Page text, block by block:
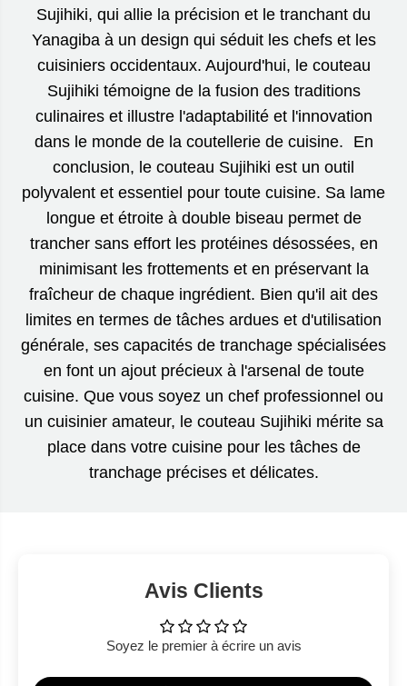
Sujihiki, qui allie la précision et le tranchant du
Yanagiba à un design qui séduit les chefs et les
cuisiniers occidentaux. Aujourd'hui, le couteau
Sujihiki témoigne de la fusion des traditions
culinaires et illustre l'adaptabilité et l'innovation
dans le monde de la coutellerie de cuisine. En
conclusion, le couteau Sujihiki est un outil
polyvalent et essentiel pour toute cuisine. Sa lame
longue et étroite à double biseau permet de
trancher sans effort les protéines désossées, en
minimisant les frottements et en préservant la
fraîcheur de chaque ingrédient. Bien qu'il ait des
limites en termes de tâches ardues et d'utilisation
générale, ses capacités de tranchage spécialisées
en font un ajout précieux à l'arsenal de toute
cuisine. Que vous soyez un chef professionnel ou
un cuisinier amateur, le couteau Sujihiki mérite sa
place dans votre cuisine pour les tâches de
tranchage précises et délicates.
Avis Clients
Soyez le premier à écrire un avis